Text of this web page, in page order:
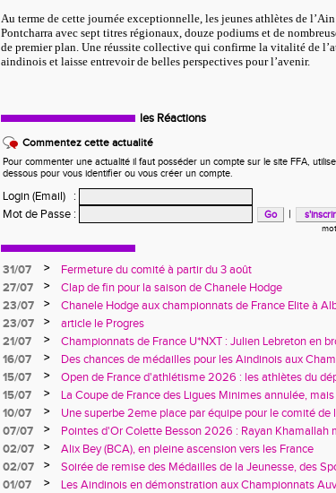
Au terme de cette journée exceptionnelle, les jeunes athlètes de
Pontcharra avec sept titres régionaux, douze podiums et de
de premier plan. Une réussite collective qui confirme la vitalité de
aindinois et laisse entrevoir de belles perspectives pour l’avenir.
les Réactions
Commentez cette actualité
Pour commenter une actualité il faut posséder un compte sur le site FFA,
dessous pour vous identifier ou vous créer un compte.
Login (Email)
:
Mot de Passe : |
31/07 >
Fermeture du comité à partir du 3 août
27/07
>
Clap de fin pour la saison de Chanele Hodge
23/07
>
Chanele Hodge aux championnats de France Elite à
23/07
>
article le Progres
21/07
>
Championnats de France U*NXT : Julien Lebreton en
jeunesse aindinoise confirme son talent
16/07 >
Des chances de médailles pour les Aindinois aux
France Avenir à Charléty
15/07 >
Open de France d'athlétisme 2026 : les athlètes du
rendez-vous à Blois
15/07 >
La Coupe de France des Ligues Minimes annulée,
riche en enseignements
10/07 >
Une superbe 2eme place par équipe pour le comité de
Trophée des Alpes à Belley
07/07 >
Pointes d'Or Colette Besson 2026 : Rayan Khamallah
02/07
>
Alix Bey (BCA), en pleine ascension vers les France
02/07
>
Soirée de remise des Médailles de la Jeunesse, des
l'Engagement Associatif
01/07 >
Les Aindinois en démonstration aux Championnats